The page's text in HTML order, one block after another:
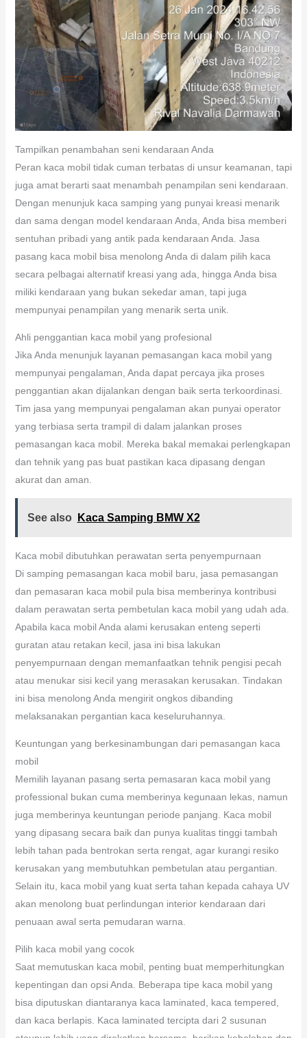
Tampilkan penambahan seni kendaraan Anda
Peran kaca mobil tidak cuman terbatas di unsur keamanan, tapi
juga amat berarti saat menambah penampilan seni kendaraan.
Dengan menunjuk kaca samping yang punyai kreasi menarik
dan sama dengan model kendaraan Anda, Anda bisa memberi
sentuhan pribadi yang antik pada kendaraan Anda. Jasa
pasang kaca mobil bisa menolong Anda di dalam pilih kaca
secara pelbagai alternatif kreasi yang ada, hingga Anda bisa
miliki kendaraan yang bukan sekedar aman, tapi juga
mempunyai penampilan yang menarik serta unik.
Ahli penggantian kaca mobil yang profesional
Jika Anda menunjuk layanan pemasangan kaca mobil yang
mempunyai pengalaman, Anda dapat percaya jika proses
penggantian akan dijalankan dengan baik serta terkoordinasi.
Tim jasa yang mempunyai pengalaman akan punyai operator
yang terbiasa serta trampil di dalam jalankan proses
pemasangan kaca mobil. Mereka bakal memakai perlengkapan
dan tehnik yang pas buat pastikan kaca dipasang dengan
akurat dan aman.
See also Kaca Samping BMW X2
Kaca mobil dibutuhkan perawatan serta penyempurnaan
Di samping pemasangan kaca mobil baru, jasa pemasangan
dan pemasaran kaca mobil pula bisa memberinya kontribusi
dalam perawatan serta pembetulan kaca mobil yang udah ada.
Apabila kaca mobil Anda alami kerusakan enteng seperti
guratan atau retakan kecil, jasa ini bisa lakukan
penyempurnaan dengan memanfaatkan tehnik pengisi pecah
atau menukar sisi kecil yang merasakan kerusakan. Tindakan
ini bisa menolong Anda mengirit ongkos dibanding
melaksanakan pergantian kaca keseluruhannya.
Keuntungan yang berkesinambungan dari pemasangan kaca
mobil
Memilih layanan pasang serta pemasaran kaca mobil yang
professional bukan cuma memberinya kegunaan lekas, namun
juga memberinya keuntungan periode panjang. Kaca mobil
yang dipasang secara baik dan punya kualitas tinggi tambah
lebih tahan pada bentrokan serta rengat, agar kurangi resiko
kerusakan yang membutuhkan pembetulan atau pergantian.
Selain itu, kaca mobil yang kuat serta tahan kepada cahaya UV
akan menolong buat perlindungan interior kendaraan dari
penuaan awal serta pemudaran warna.
Pilih kaca mobil yang cocok
Saat memutuskan kaca mobil, penting buat memperhitungkan
kepentingan dan opsi Anda. Beberapa tipe kaca mobil yang
bisa diputuskan diantaranya kaca laminated, kaca tempered,
dan kaca berlapis. Kaca laminated tercipta dari 2 susunan